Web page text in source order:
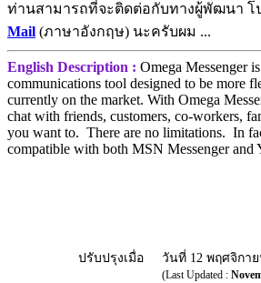
ท่านสามารถที่จะติดต่อกับทางผู้พัฒนา โ
Mail (ภาษาอังกฤษ) นะครับผม ...
English Description : Omega Messenger
communications tool designed to be more
currently on the market. With Omega
chat with friends, customers, co-workers,
you want to. There are no limitations. In
compatible with both MSN Messenger and
ปรับปรุงเมื่อ วันที่ 12 พฤศจิกาย
(Last Updated :